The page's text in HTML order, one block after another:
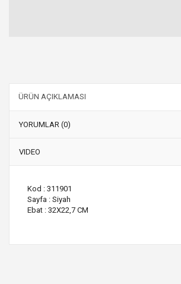
ÜRÜN AÇIKLAMASI
YORUMLAR (0)
VIDEO
Kod : 311901
Sayfa : Siyah
Ebat : 32X22,7 CM